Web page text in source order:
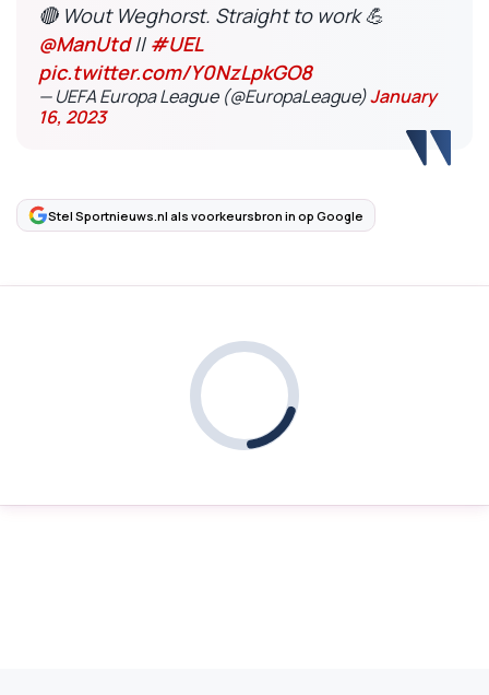
🔴 Wout Weghorst. Straight to work 💪
@ManUtd|| #UEL
pic.twitter.com/Y0NzLpkGO8
— UEFA Europa League (@EuropaLeague)January
16, 2023
Stel Sportnieuws.nl als voorkeursbron in op Google